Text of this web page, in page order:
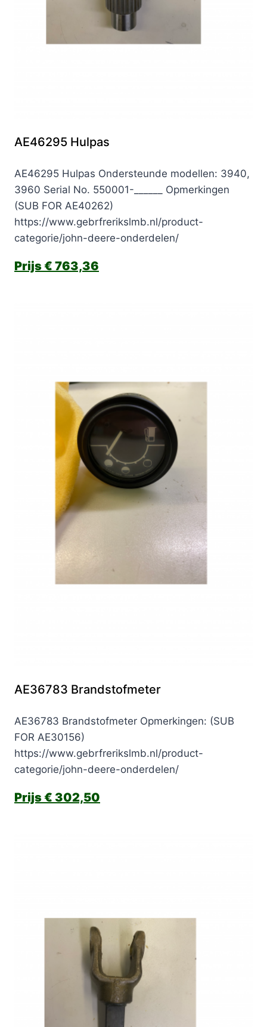
AE46295 Hulpas
AE46295 Hulpas Ondersteunde modellen: 3940,
3960 Serial No. 550001-______ Opmerkingen
(SUB FOR AE40262)
https://www.gebrfrerikslmb.nl/product-
categorie/john-deere-onderdelen/
€ 763,36
AE36783 Brandstofmeter
AE36783 Brandstofmeter Opmerkingen: (SUB
FOR AE30156)
https://www.gebrfrerikslmb.nl/product-
categorie/john-deere-onderdelen/
€ 302,50